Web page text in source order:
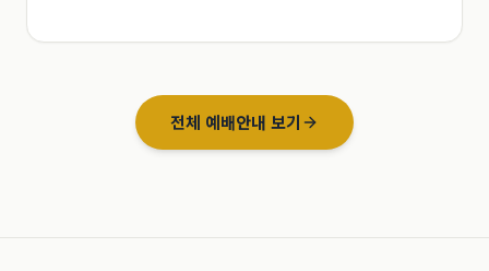
전체 예배안내 보기